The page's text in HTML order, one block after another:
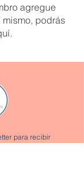
agregue
podrás
para recibir
exclusivos: